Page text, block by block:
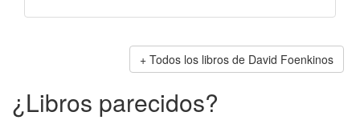
Todos los libros de David Foenkinos
¿Libros parecidos?